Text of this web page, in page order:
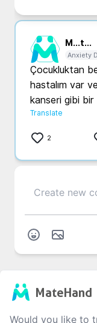
M...t...
Anxiety
Çocukluktan
hastalım var
kanseri gibi bir
Translate
2
MateHand
Would you like to